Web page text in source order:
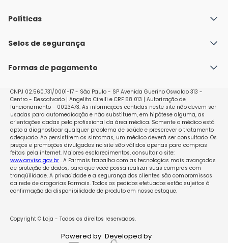
Quem Somos
Nossas lojas
Políticas
Política de Envio
Políticas de Trocas e Devoluções
Selos de segurança
Formas de pagamento
CNPJ 02.560.731/0001-17 - São Paulo - SP Avenida Guerino Oswaldo 313 -
Centro - Descalvado | Angelita Cirelli e CRF 58 013 | Autorização de
funcionamento - 0023473. As informações contidas neste site não devem ser
usadas para automedicação e não substituem, em hipótese alguma, as
orientações dadas pelo profissional da área médica. Somente o médico está
apto a diagnosticar qualquer problema de saúde e prescrever o tratamento
adequado. Ao persistirem os sintomas, um médico deverá ser consultado. Os
preços e promoções divulgados no site são válidos apenas para compras
feitas pela internet. Maiores esclarecimentos, consultar o site:
www.anvisa.gov.br. A Farmais trabalha com as tecnologias mais avançadas
de proteção de dados, para que você possa realizar suas compras com
tranqüilidade. A privacidade e a segurança dos clientes são compromissos
da rede de drogarias Farmais. Todos os pedidos efetuados estão sujeitos à
confirmação da disponibilidade de produto em nosso estoque.
Copyright © Loja - Todos os direitos reservados.
Powered by Developed by